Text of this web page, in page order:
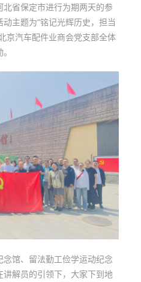
省保定市进行为期两天的参
主题为“铭记光辉历史，担当
京汽车配件业商会党支部全体
馆、留法勤工俭学运动纪念
解员的引领下，大家下到地